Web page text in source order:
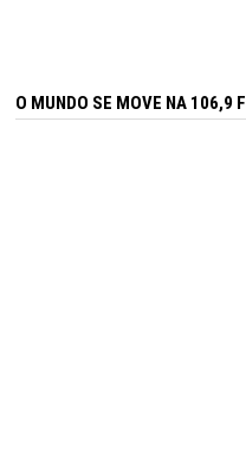
O MUNDO SE MOVE NA 106,9